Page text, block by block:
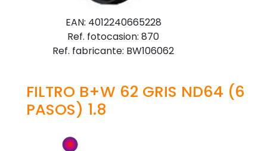
EAN: 4012240665228
Ref. fotocasion: 870
Ref. fabricante: BW106062
FILTRO B+W 62 GRIS ND64 (6
PASOS) 1.8